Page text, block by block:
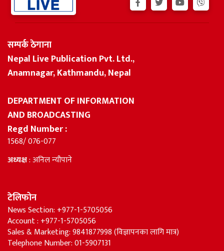
सम्पर्क ठेगाना
Nepal Live Publication Pvt. Ltd.,
Anamnagar, Kathmandu, Nepal
DEPARTMENT OF INFORMATION
AND BROADCASTING
Regd Number :
1568/ 076-077
अध्यक्ष: अनिल न्यौपाने
टेलिफोन
News Section: +977-1-5705056
Account : +977-1-5705056
Sales & Marketing: 9841877998 (विज्ञापनका लागि मात्र)
Telephone Number: 01-5907131